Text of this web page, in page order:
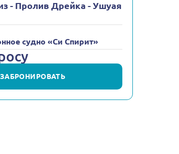
- Пролив Дрейка - Ушуая
судно «Cи Cпирит»
ЗАБРОНИРОВАТЬ